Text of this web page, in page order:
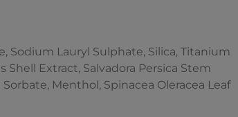
Sodium Lauryl Sulphate, Silica, Titanium
Extract, Salvadora Persica Stem
Menthol, Spinacea Oleracea Leaf